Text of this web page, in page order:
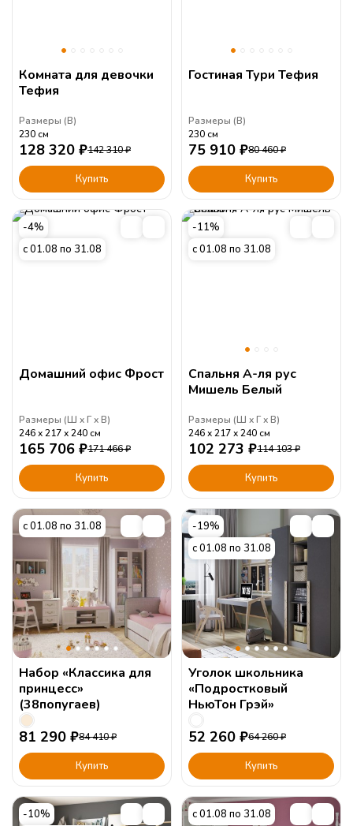
Комната для девочки
Тефия
Размеры (В)
230 см
128 320 ₽142 310₽
Купить
Гостиная Тури Тефия
Размеры (В)
230 см
75 910 ₽80 460₽
Купить
-4%
с 01.08 по 31.08
Домашний офис Фрост
Размеры (Ш Г В)
246
217 240 см
165 706 ₽171 466₽
Купить
-11%
с 01.08 по 31.08
Спальня А-ля рус
Мишель Белый
Размеры (Ш Г В)
246
217 240 см
102 273 ₽114 103₽
Купить
с 01.08 по 31.08
Набор «Классика для
принцесс»
(38попугаев)
81 290 ₽84 410₽
Купить
-19%
с 01.08 по 31.08
Уголок школьника
«Подростковый
НьюТон Грэй»
52 260 ₽64 260₽
Купить
-10%
с 01.08 по 31.08